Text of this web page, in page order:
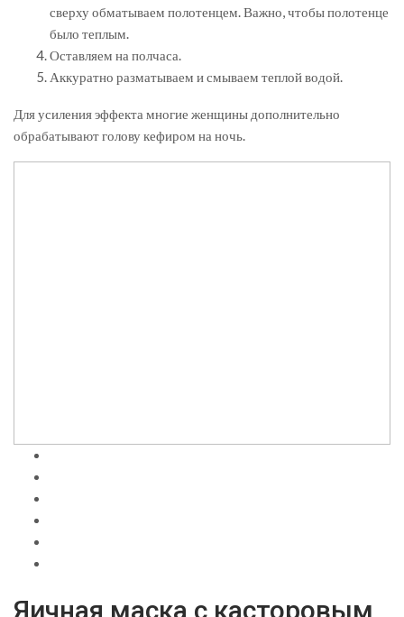
сверху обматываем полотенцем. Важно, чтобы полотенце
было теплым.
Оставляем на полчаса.
Аккуратно разматываем и смываем теплой водой.
Для усиления эффекта многие женщины дополнительно
обрабатывают голову кефиром на ночь.
Яичная маска с касторовым